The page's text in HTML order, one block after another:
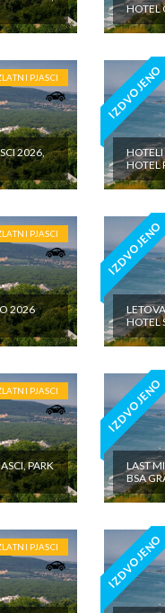
HOTEL
PJASCI
2026,
IZDVOJENO
HOTELI
HOTEL
PJASCI
2026
IZDVOJENO
HOTEL
PJASCI
PARK
IZDVOJENO
LAST
BSA
PJASCI IZDVOJENO